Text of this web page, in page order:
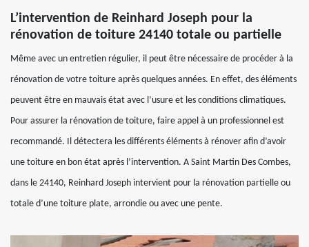
L’intervention de Reinhard Joseph pour la
rénovation de toiture 24140 totale ou partielle
Même avec un entretien régulier, il peut être nécessaire de procéder à la
rénovation de votre toiture après quelques années. En effet, des éléments
peuvent être en mauvais état avec l’usure et les conditions climatiques.
Pour assurer la rénovation de toiture, faire appel à un professionnel est
recommandé. Il détectera les différents éléments à rénover afin d’avoir
une toiture en bon état après l’intervention. A Saint Martin Des Combes,
dans le 24140, Reinhard Joseph intervient pour la rénovation partielle ou
totale d’une toiture plate, arrondie ou avec une pente.